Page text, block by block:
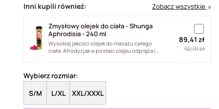
Inni kupili również: Zobacz wszystkie ∨
Zmysłowy olejek do ciała - Shunga
Aphrodisia - 240 ml
Wysokiej jakości olejek do masażu całego
ciała. Afrodyzjak w postaci olejku odpręża i
89,41 zł
92,91 zł
Wybierz rozmiar:
S/M
L/XL XXL/XXXL